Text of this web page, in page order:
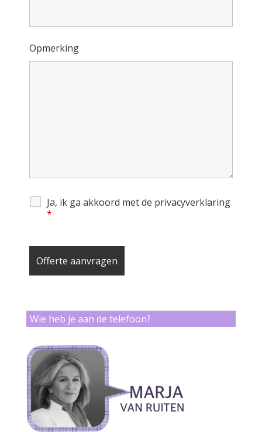
Opmerking
Ja, ik ga akkoord met de privacyverklaring
*
Wie heb je aan de telefoon?